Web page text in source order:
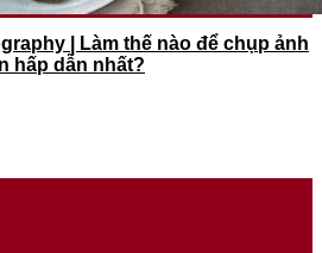
| Làm thế nào để chụp ảnh
hấp dẫn nhất?